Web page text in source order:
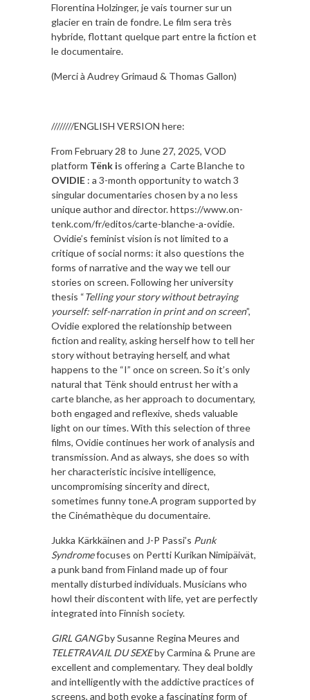
Florentina Holzinger, je vais tourner sur un
glacier en train de fondre. Le film sera très
hybride, flottant quelque part entre la fiction et
le documentaire.
(Merci à Audrey Grimaud & Thomas Gallon)
////////ENGLISH VERSION here:
From February 28 to June 27, 2025, VOD
platform Tënk is offering a Carte BIanche to
OVIDIE : a 3-month opportunity to watch 3
singular documentaries chosen by a no less
unique author and director. https://www.on-
tenk.com/fr/editos/carte-blanche-a-ovidie.
Ovidie’s feminist vision is not limited to a
critique of social norms: it also questions the
forms of narrative and the way we tell our
stories on screen. Following her university
thesis “Telling your story without betraying
yourself: self-narration in print and on screen”,
Ovidie explored the relationship between
fiction and reality, asking herself how to tell her
story without betraying herself, and what
happens to the “I” once on screen. So it’s only
natural that Tënk should entrust her with a
carte blanche, as her approach to documentary,
both engaged and reflexive, sheds valuable
light on our times. With this selection of three
films, Ovidie continues her work of analysis and
transmission. And as always, she does so with
her characteristic incisive intelligence,
uncompromising sincerity and direct,
sometimes funny tone.A program supported by
the Cinémathèque du documentaire.
Jukka Kärkkäinen and J-P Passi’s Punk
Syndromefocuses on Pertti Kurikan Nimipäivät,
a punk band from Finland made up of four
mentally disturbed individuals. Musicians who
howl their discontent with life, yet are perfectly
integrated into Finnish society.
GIRL GANGby Susanne Regina Meures and
TELETRAVAIL DU SEXEby Carmina & Prune are
excellent and complementary. They deal boldly
and intelligently with the addictive practices of
screens, and both evoke a fascinating form of